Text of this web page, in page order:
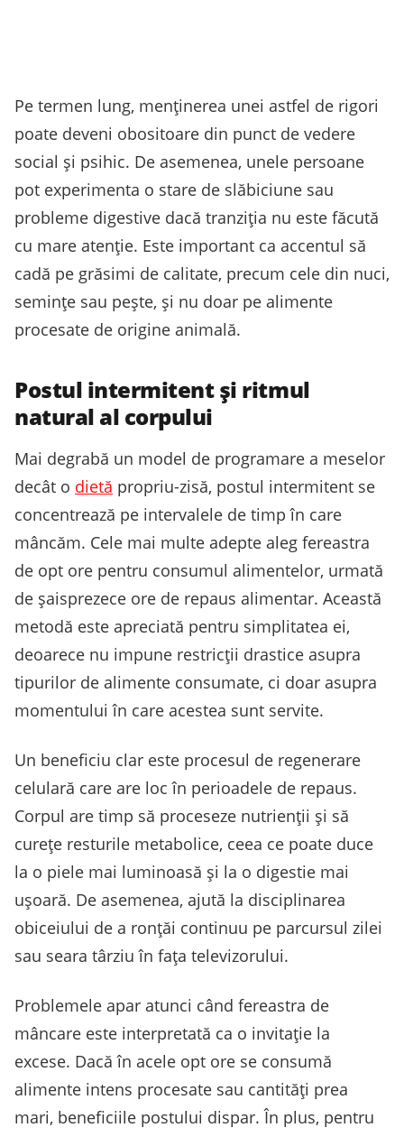
Pe termen lung, menținerea unei astfel de rigori
poate deveni obositoare din punct de vedere
social și psihic. De asemenea, unele persoane
pot experimenta o stare de slăbiciune sau
probleme digestive dacă tranziția nu este făcută
cu mare atenție. Este important ca accentul să
cadă pe grăsimi de calitate, precum cele din nuci,
semințe sau pește, și nu doar pe alimente
procesate de origine animală.
Postul intermitent și ritmul
natural al corpului
Mai degrabă un model de programare a meselor
decât o dietă propriu-zisă, postul intermitent se
concentrează pe intervalele de timp în care
mâncăm. Cele mai multe adepte aleg fereastra
de opt ore pentru consumul alimentelor, urmată
de șaisprezece ore de repaus alimentar. Această
metodă este apreciată pentru simplitatea ei,
deoarece nu impune restricții drastice asupra
tipurilor de alimente consumate, ci doar asupra
momentului în care acestea sunt servite.
Un beneficiu clar este procesul de regenerare
celulară care are loc în perioadele de repaus.
Corpul are timp să proceseze nutrienții și să
curețe resturile metabolice, ceea ce poate duce
la o piele mai luminoasă și la o digestie mai
ușoară. De asemenea, ajută la disciplinarea
obiceiului de a ronțăi continuu pe parcursul zilei
sau seara târziu în fața televizorului.
Problemele apar atunci când fereastra de
mâncare este interpretată ca o invitație la
excese. Dacă în acele opt ore se consumă
alimente intens procesate sau cantități prea
mari, beneficiile postului dispar. În plus, pentru